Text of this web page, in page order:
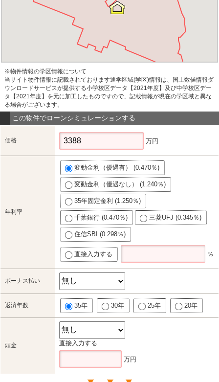
※物件情報の学区情報について
当サイト物件情報に記載されております通学区域(学区)情報は、国土数値情報ダ
ウンロードサービスが提供する小学校区データ【2021年度】及び中学校区デー
タ【2021年度】を元に加工したものですので、記載情報が現在の学区域と異な
る場合がございます。
この物件でローンシミュレーションする
価格 万円
年利率
変動金利（優遇有） (0.470％)
変動金利（優遇なし） (1.240％)
35年固定金利 (1.250％)
千葉銀行 (0.470％) 三菱UFJ (0.345％)
住信SBI (0.298％)
直接入力する ％
ボーナス払い
返済年数 35年 30年 25年 20年
頭金 直接入力する
万円